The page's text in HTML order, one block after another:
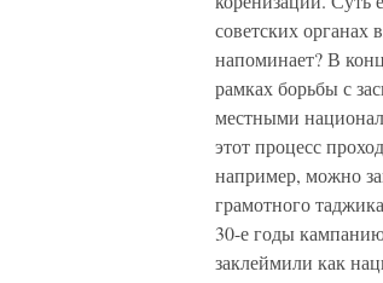
советских органах
напоминает? В
рамках борьбы с
местными
этот процесс
например, можно
грамотного
30-е годы
заклеймили как